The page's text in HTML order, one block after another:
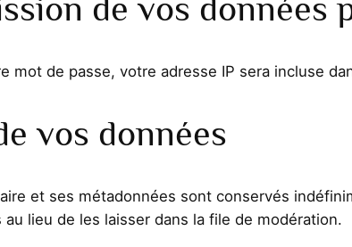
de vos données
mot de passe, votre adresse IP sera incluse
vos données
et ses métadonnées sont conservés
lieu de les laisser dans la file de modération.